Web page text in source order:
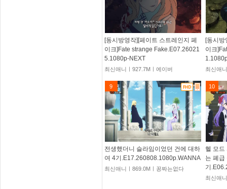
[동시방영작][페이트 스트레인지 페
이크]Fate strange Fake.E07.26021
5.1080p-NEXT
최신애니ㅣ927.7Mㅣ에이버
[동시
이크
최신애
9
전생했더니 슬라임이었던 건에 대하
여 4기.E17.260808.1080p.WANNA
최신애니ㅣ869.0Mㅣ꽁짜는없다
10
헬 모드
는 폐급
기
최신애